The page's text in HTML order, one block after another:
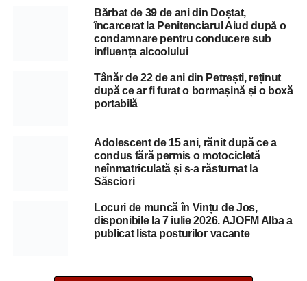
Bărbat de 39 de ani din Doștat,
încarcerat la Penitenciarul Aiud după o
condamnare pentru conducere sub
influența alcoolului
Tânăr de 22 de ani din Petrești, reținut
după ce ar fi furat o bormașină și o boxă
portabilă
Adolescent de 15 ani, rănit după ce a
condus fără permis o motocicletă
neînmatriculată și s-a răsturnat la
Săsciori
Locuri de muncă în Vințu de Jos,
disponibile la 7 iulie 2026. AJOFM Alba a
publicat lista posturilor vacante